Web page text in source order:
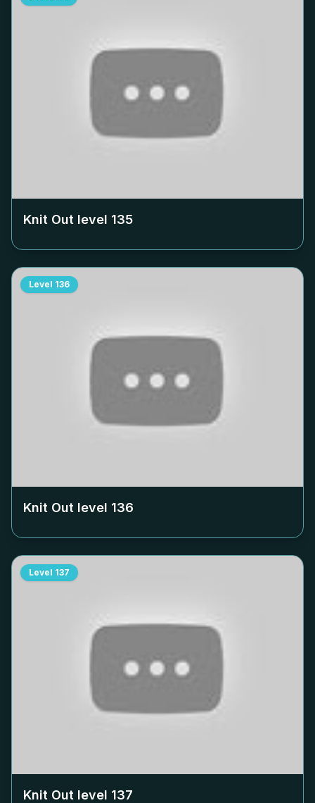
Knit Out level 135
Level 136
Knit Out level 136
Level 137
Knit Out level 137